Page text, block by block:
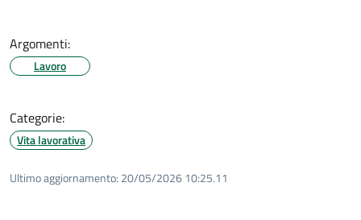
Argomenti:
Lavoro
Categorie:
Vita lavorativa
Ultimo aggiornamento: 20/05/2026 10:25.11